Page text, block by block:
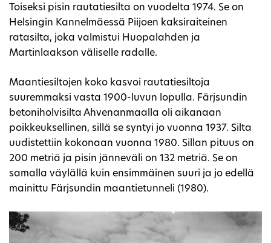
Toiseksi pisin rautatiesilta on vuodelta 1974. Se on
Helsingin Kannelmäessä Piijoen kaksiraiteinen
ratasilta, joka valmistui Huopalahden ja
Martinlaakson väliselle radalle.
Maantiesiltojen koko kasvoi rautatiesiltoja
suuremmaksi vasta 1900-luvun lopulla. Färjsundin
betoniholvisilta Ahvenanmaalla oli aikanaan
poikkeuksellinen, sillä se syntyi jo vuonna 1937. Silta
uudistettiin kokonaan vuonna 1980. Sillan pituus on
200 metriä ja pisin jänneväli on 132 metriä. Se on
samalla väylällä kuin ensimmäinen suuri ja jo edellä
mainittu Färjsundin maantietunneli (1980).